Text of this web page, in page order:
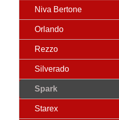
Niva Bertone
Orlando
Rezzo
Silverado
Spark
Starex